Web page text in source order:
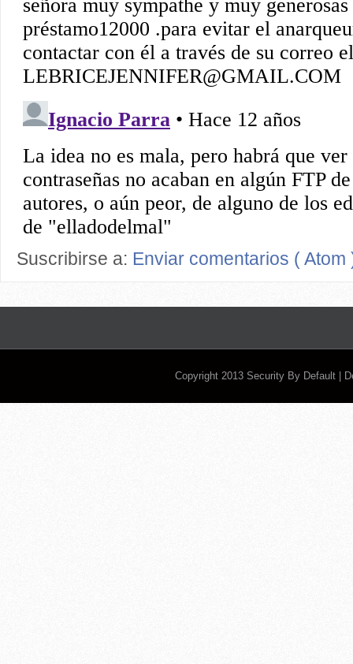
Suscribirse a: Enviar comentarios ( Atom
Copyright 2013 Security By Default |